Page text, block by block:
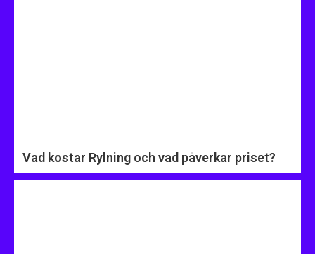
Vad kostar Rylning och vad påverkar priset?